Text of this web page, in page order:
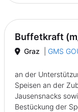
Buffetkraft
Graz GMS
an der
Speisen an der
Jausensnacks
Bestückung der